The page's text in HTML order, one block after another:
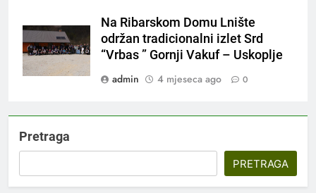
Na Ribarskom Domu Lnište
održan tradicionalni izlet Srd
“Vrbas ” Gornji Vakuf – Uskoplje
admin
4 mjeseca ago 0
Pretraga
PRETRAGA